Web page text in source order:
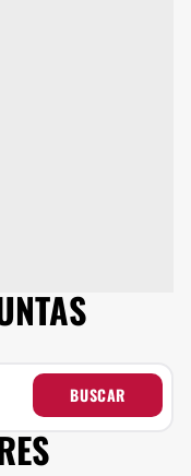
BUSCAR